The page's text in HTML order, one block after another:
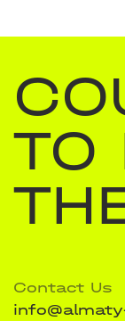
TO
Contact Us